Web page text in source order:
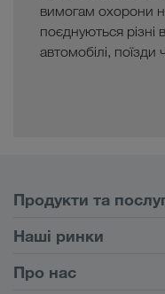
вимогам охорони
поєднуються
автомобілі, поїзди
Продукти та
Автомобільні
Портал клієнта
Наші ринки
Про нас